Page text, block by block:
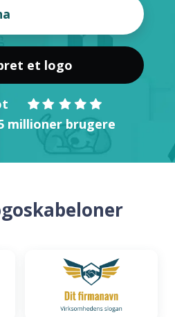
IND
et logo
millioner brugere